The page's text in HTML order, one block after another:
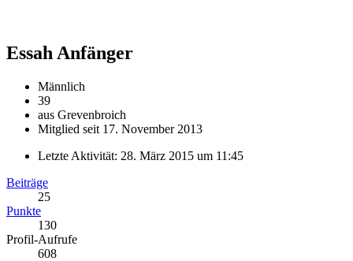
Essah Anfänger
Männlich
39
aus Grevenbroich
Mitglied seit 17. November 2013
Letzte Aktivität: 28. März 2015 um 11:45
Beiträge
25
Punkte
130
Profil-Aufrufe
608